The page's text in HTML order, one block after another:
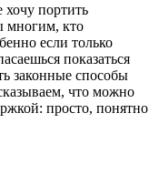
портить
многим, кто
если только
показаться
законные способы
что можно
просто, понятно